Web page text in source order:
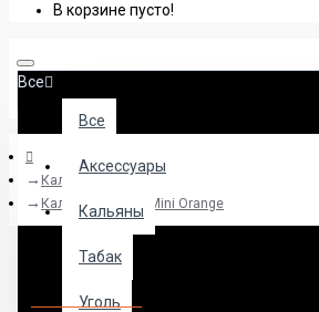
В корзине пусто!
Все
Все
Аксессуары
Кальяны
Табак
Уголь
Кальяны
Кальян BoDo M1 Mini Orange
Кальян BoDo M1 Mini